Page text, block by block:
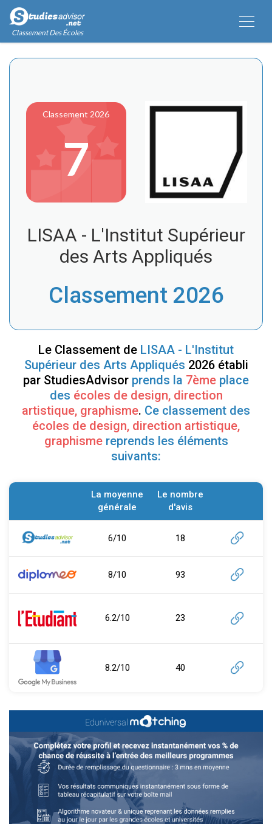
Classement Des Écoles
Classement 2026
7
LISAA - L'Institut Supérieur
des Arts Appliqués
Classement 2026
Le Classement de LISAA - L'Institut
Supérieur des Arts Appliqués 2026 établi
par StudiesAdvisor prends la 7ème place
des écoles de design, direction
artistique, graphisme. Ce classement des
écoles de design, direction artistique,
graphisme reprends les éléments
suivants:
La moyenne
générale
Le nombre
d'avis
6/10 18
8/10 93
6.2/10 23
8.2/10 40